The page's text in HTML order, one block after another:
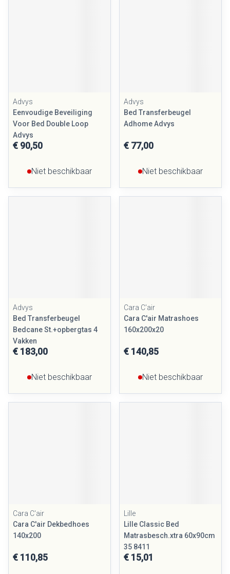
Advys
Eenvoudige Beveiliging
Voor Bed Double Loop
Advys
€ 90,50
Niet beschikbaar
Advys
Bed Transferbeugel
Adhome Advys
€ 77,00
Niet beschikbaar
Advys
Bed Transferbeugel
Bedcane St.+opbergtas 4
Vakken
€ 183,00
Niet beschikbaar
Cara C'air
Cara C'air Matrashoes
160x200x20
€ 140,85
Niet beschikbaar
Cara C'air
Cara C'air Dekbedhoes
140x200
€ 110,85
Lille
Lille Classic Bed
Matrasbesch.xtra 60x90cm
35 8411
€ 15,01